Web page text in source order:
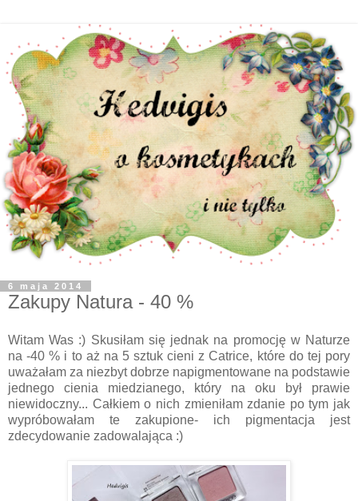
6 maja 2014
Zakupy Natura - 40 %
Witam Was :) Skusiłam się jednak na promocję w Naturze
na -40 % i to aż na 5 sztuk cieni z Catrice, które do tej pory
uważałam za niezbyt dobrze napigmentowane na podstawie
jednego cienia miedzianego, który na oku był prawie
niewidoczny... Całkiem o nich zmieniłam zdanie po tym jak
wypróbowałam te zakupione- ich pigmentacja jest
zdecydowanie zadowalająca :)